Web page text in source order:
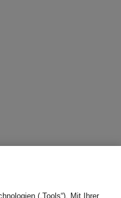
(„Tools“). Mit Ihrer